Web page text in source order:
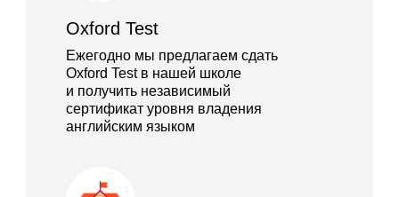
Ежегодно мы предлагаем сдать
Oxford Test в нашей школе
и получить независимый
сертификат уровня владения
английским языком
Oxford Test